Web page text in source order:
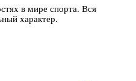
в мире спорта. Вся
характер.